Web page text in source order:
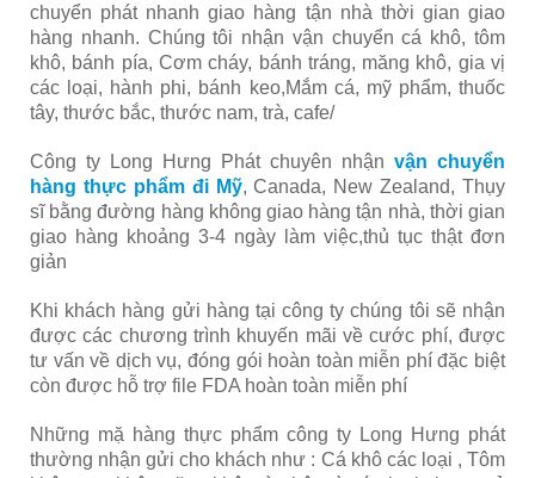
chuyển phát nhanh giao hàng tận nhà thời gian giao
hàng nhanh. Chúng tôi nhận vận chuyển cá khô, tôm
khô, bánh pía, Cơm cháy, bánh tráng, măng khô, gia vị
các loại, hành phi, bánh keo,Mắm cá, mỹ phẩm, thuốc
tây, thước bắc, thước nam, trà, cafe/
Công ty Long Hưng Phát chuyên nhận vận chuyển
hàng thực phẩm đi Mỹ, Canada, New Zealand, Thụy
sĩ bằng đường hàng không giao hàng tận nhà, thời gian
giao hàng khoảng 3-4 ngày làm việc,thủ tục thật đơn
giản
Khi khách hàng gửi hàng tại công ty chúng tôi sẽ nhận
được các chương trình khuyến mãi về cước phí, được
tư vấn về dịch vụ, đóng gói hoàn toàn miễn phí đặc biệt
còn được hỗ trợ file FDA hoàn toàn miễn phí
Những mặ hàng thực phẩm công ty Long Hưng phát
thường nhận gửi cho khách như : Cá khô các loại , Tôm